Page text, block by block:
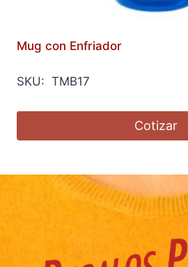
Mug con Enfriador
SKU: TMB17
Cotizar